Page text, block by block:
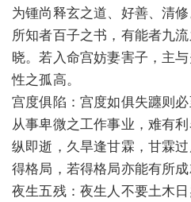
为锺尚释玄之道、好善、清
所知者百子之书，有能者九
晓。若入命宫妨妻害子，主
性之孤高。
宫度俱陷：宫度如俱失躔则
从事卑微之工作事业，难有
纵即逝，久旱逢甘霖，甘霖
得格局，若得格局亦能有所成
夜生五残：夜生人不要土木